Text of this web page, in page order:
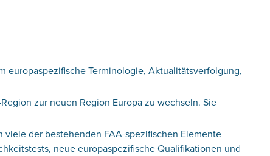
Terminologie, Aktualitätsverfolgung,
zur neuen Region Europa zu wechseln. Sie
der bestehenden FAA-spezifischen Elemente
neue europaspezifische Qualifikationen und